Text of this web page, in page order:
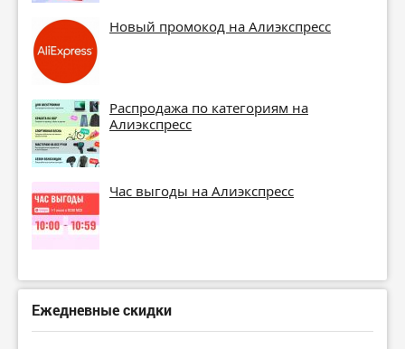
Новый промокод на Алиэкспресс
Распродажа по категориям на
Алиэкспресс
Час выгоды на Алиэкспресс
Ежедневные скидки